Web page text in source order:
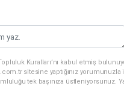
Kuralları’nı kabul etmiş
sitesine yaptığınız yorumunuzla
tek başınıza üstleniyorsunuz.